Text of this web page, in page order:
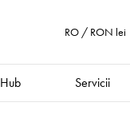
RO / RON lei
Servicii